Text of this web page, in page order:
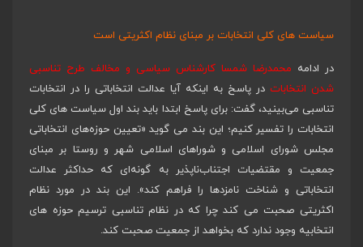
سیاست های کلی انتخابات بر مبنای نظام اکثریتی است
در ادامه محمدرضا شمسا کارشناس سیاسی و مخالف طرح تناسبی
شدن انتخابات در پاسخ به اینکه آیا عدالت انتخاباتی را در انتخابات
تناسبی می‌بینید، گفت: برای پاسخ ابتدا باید بند اول سیاست های کلی
انتخابات را تفسیر کنیم؛ این بند می گوید «تعیین حوزه‌های انتخاباتی
مجلس شورای اسلامی و شوراهای اسلامی شهر و روستا بر مبنای
جمعیت و مقتضیات اجتناب‌ناپذیر به گونه‌ای که حداکثر عدالت
انتخاباتی و شناخت نامزدها را فراهم کند». این بند در مورد نظام
اکثریتی صحبت می کند چرا که در نظام تناسبی ترسیم حوزه های
انتخابیه وجود ندارد که بخواهد از جمعیت صحبت کند.